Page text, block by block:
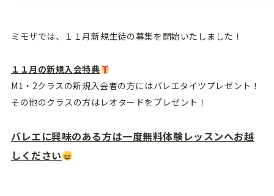
ミモザでは、１１月新規生徒の募集を開始いたしました！
１１月の新規入会特典
M1・2クラスの新規入会者の方にはバレエタイツプレゼント！
その他のクラスの方はレオタードをプレゼント！
バレエに興味のある方は一度無料体験レッスンへお越
しください